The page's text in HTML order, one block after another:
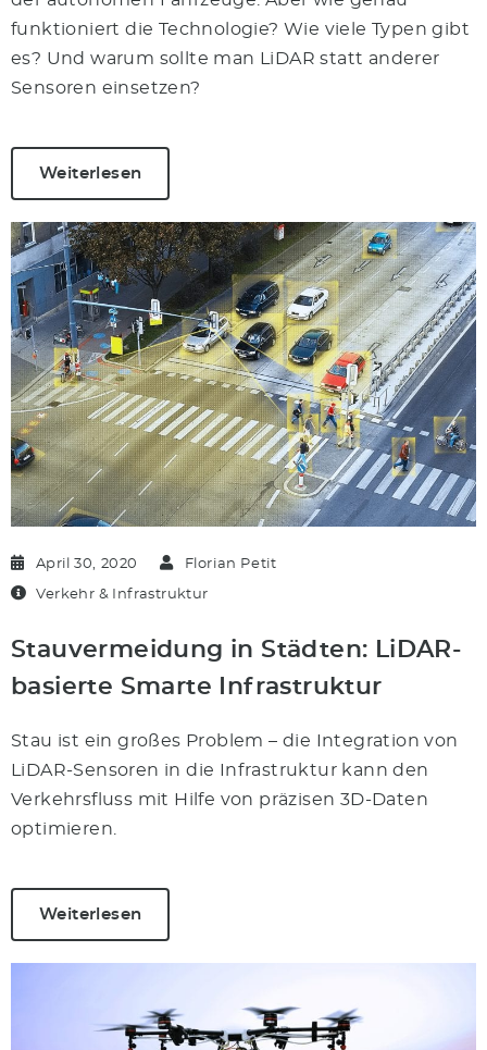
funktioniert die Technologie? Wie viele Typen gibt
es? Und warum sollte man LiDAR statt anderer
Sensoren einsetzen?
Weiterlesen
April 30, 2020 Florian Petit
Verkehr & Infrastruktur
Stauvermeidung in Städten: LiDAR-
basierte Smarte Infrastruktur
Stau ist ein großes Problem – die Integration von
LiDAR-Sensoren in die Infrastruktur kann den
Verkehrsfluss mit Hilfe von präzisen 3D-Daten
optimieren.
Weiterlesen